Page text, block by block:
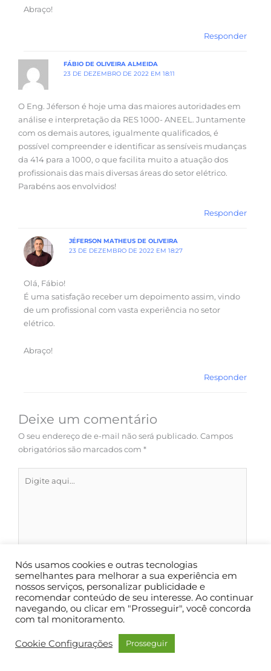
Abraço!
Responder
FÁBIO DE OLIVEIRA ALMEIDA
23 DE DEZEMBRO DE 2022 EM 18:11
O Eng. Jéferson é hoje uma das maiores autoridades em
análise e interpretação da RES 1000- ANEEL. Juntamente
com os demais autores, igualmente qualificados, é
possível compreender e identificar as sensíveis mudanças
da 414 para a 1000, o que facilita muito a atuação dos
profissionais das mais diversas áreas do setor elétrico.
Parabéns aos envolvidos!
Responder
JÉFERSON MATHEUS DE OLIVEIRA
23 DE DEZEMBRO DE 2022 EM 18:27
Olá, Fábio!
É uma satisfação receber um depoimento assim, vindo
de um profissional com vasta experiência no setor
elétrico.
Abraço!
Responder
Deixe um comentário
O seu endereço de e-mail não será publicado. Campos
obrigatórios são marcados com *
aqui...
Name*
Nós usamos cookies e outras tecnologias
semelhantes para melhorar a sua experiência em
nossos serviços, personalizar publicidade e
recomendar conteúdo de seu interesse. Ao continuar
navegando, ou clicar em "Prosseguir", você concorda
com tal monitoramento.
Cookie Configurações Prosseguir